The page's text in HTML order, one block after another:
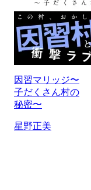
因習マリッジ〜
子だくさん村の
秘密〜
星野正美